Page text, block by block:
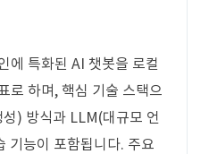
에 특화된 AI 챗봇을 로컬
로 하며, 핵심 기술 스택으
) 방식과 LLM(대규모 언
기능이 포함됩니다. 주요